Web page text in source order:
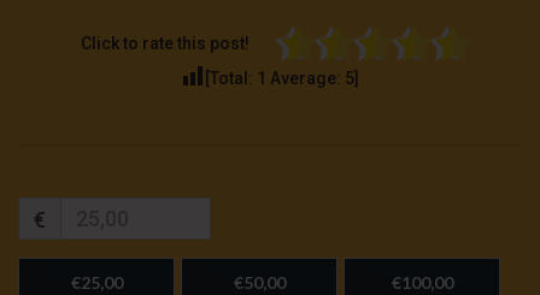
Click to rate this post!
[Total: 1 Average: 5
€
€25,00 €50,00 €100,00